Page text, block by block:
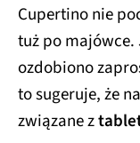
Cupertino nie
tuż po
ozdobiono
to sugeruje, że
związane z